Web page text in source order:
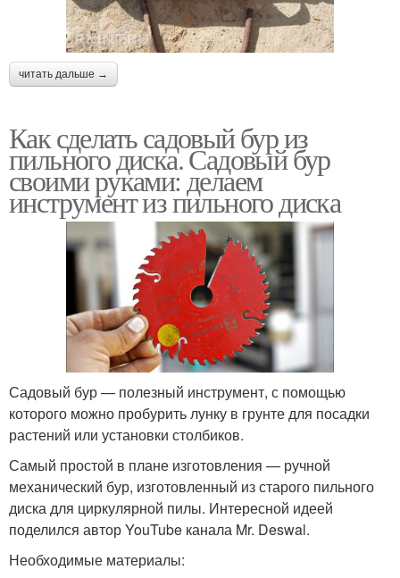
читать дальше →
Как сделать садовый бур из
пильного диска. Садовый бур
своими руками: делаем
инструмент из пильного диска
Садовый бур — полезный инструмент, с помощью
которого можно пробурить лунку в грунте для посадки
растений или установки столбиков.
Самый простой в плане изготовления — ручной
механический бур, изготовленный из старого пильного
диска для циркулярной пилы. Интересной идеей
поделился автор YouTube канала Mr. Deswal.
Необходимые материалы: